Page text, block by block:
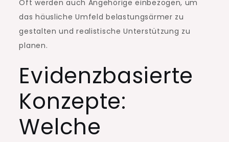
Oft werden auch Angehörige einbezogen, um
das häusliche Umfeld belastungsärmer zu
gestalten und realistische Unterstützung zu
planen.
Evidenzbasierte
Konzepte:
Welche